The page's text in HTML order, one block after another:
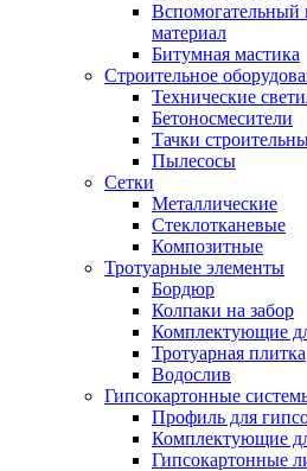
Вспомогательный
материал
Битумная мастика
Строительное
Технические
Бетоносмесители
Тачки
Пылесосы
Сетки
Металлические
Стеклотканевые
Композитные
Тротуарные элементы
Бордюр
Колпаки на забор
Комплектующие
Тротуарная плитка
Водослив
Гипсокартонные
Профиль для
Комплектующие
Гипсокартонные